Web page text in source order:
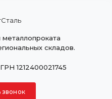
складов.
1212400021745
звонок